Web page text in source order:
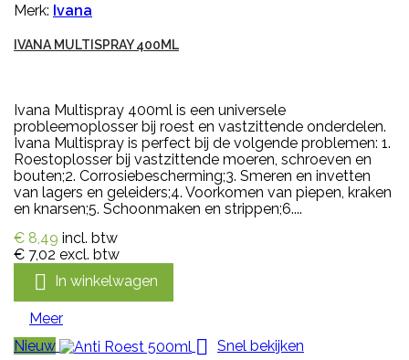
Merk: Ivana
IVANA MULTISPRAY 400ML
Ivana Multispray 400ml is een universele
probleemoplosser bij roest en vastzittende onderdelen.
Ivana Multispray is perfect bij de volgende problemen: 1.
Roestoplosser bij vastzittende moeren, schroeven en
bouten;2. Corrosiebescherming;3. Smeren en invetten
van lagers en geleiders;4. Voorkomen van piepen, kraken
en knarsen;5. Schoonmaken en strippen;6....
€ 8,49 incl. btw
€ 7,02 excl. btw
 In winkelwagen
Meer
Nieuw
 Snel bekijken